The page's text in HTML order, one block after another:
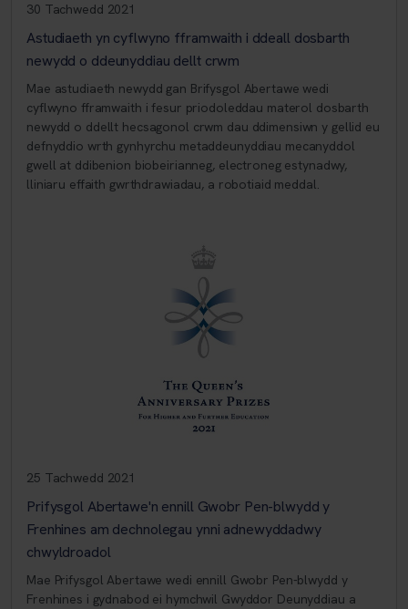
30 Tachwedd 2021
Astudiaeth yn cyflwyno fframwaith i ddeall dosbarth
newydd o ddeunyddiau dellt crwm
Mae astudiaeth newydd gan Brifysgol Abertawe wedi
cyflwyno fframwaith i fesur priodoleddau materol dosbarth
newydd o ddellt hecsagonol crwm dau ddimensiwn y gellid eu
defnyddio wrth gynhyrchu metaddeunyddiau mecanyddol
gwell at ddibenion biobeirianneg, electroneg estynadwy,
lliniaru effaith gwrthdrawiadau, a robotiaid meddal.
25 Tachwedd 2021
Prifysgol Abertawe'n ennill Gwobr Pen-blwydd y
Frenhines am dechnolegau ynni adnewyddadwy
chwyldroadol
Mae Prifysgol Abertawe wedi ennill Gwobr Pen-blwydd y
Frenhines i gydnabod ei hymchwil Gwyddor Deunyddiau a